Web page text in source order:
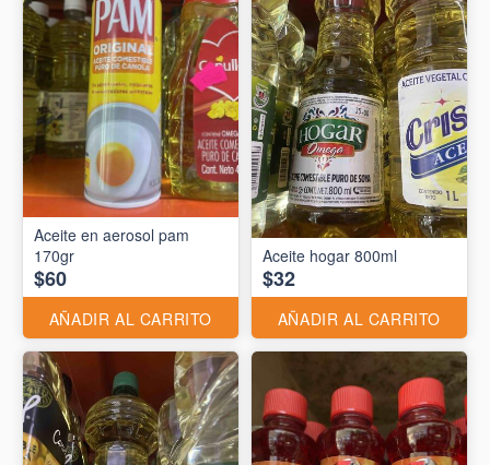
Aceite en aerosol pam
170gr
$60
AÑADIR AL CARRITO
Aceite hogar 800ml
$32
AÑADIR AL CARRITO